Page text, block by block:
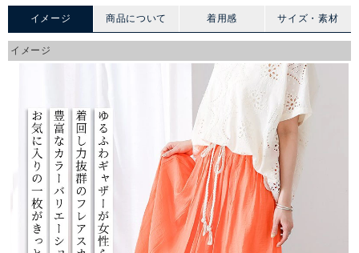
イメージ 商品について 着用感 サイズ・素材
イメージ